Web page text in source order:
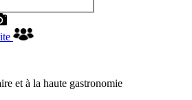
et à la haute gastronomie